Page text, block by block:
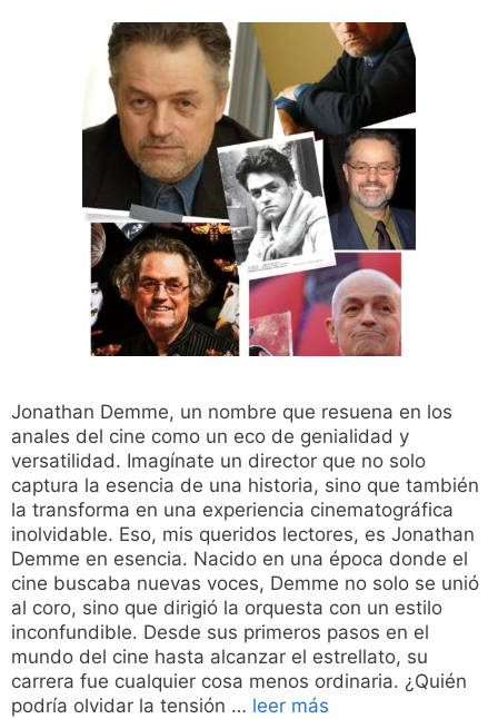
Jonathan Demme, un nombre que resuena en los
anales del cine como un eco de genialidad y
versatilidad. Imagínate un director que no solo
captura la esencia de una historia, sino que también
la transforma en una experiencia cinematográfica
inolvidable. Eso, mis queridos lectores, es Jonathan
Demme en esencia. Nacido en una época donde el
cine buscaba nuevas voces, Demme no solo se unió
al coro, sino que dirigió la orquesta con un estilo
inconfundible. Desde sus primeros pasos en el
mundo del cine hasta alcanzar el estrellato, su
carrera fue cualquier cosa menos ordinaria. ¿Quién
podría olvidar la tensión … leer más